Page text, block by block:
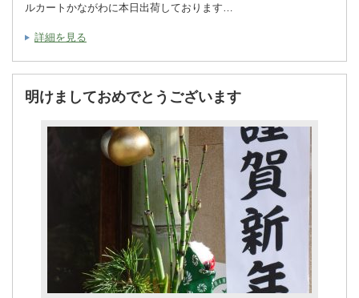
ルカートかながわに本日出荷しております…
詳細を見る
明けましておめでとうございます